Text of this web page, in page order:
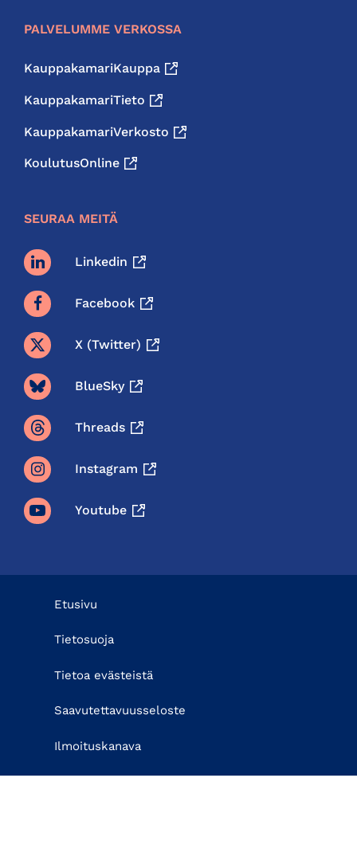
PALVELUMME VERKOSSA
KauppakamariKauppa
KauppakamariTieto
KauppakamariVerkosto
KoulutusOnline
SEURAA MEITÄ
Linkedin
Facebook
X (twitter)
BlueSky
Threads
Instagram
Youtube
Etusivu
Tietosuoja
Tietoa evästeistä
Saavutettavuusseloste
Ilmoituskanava